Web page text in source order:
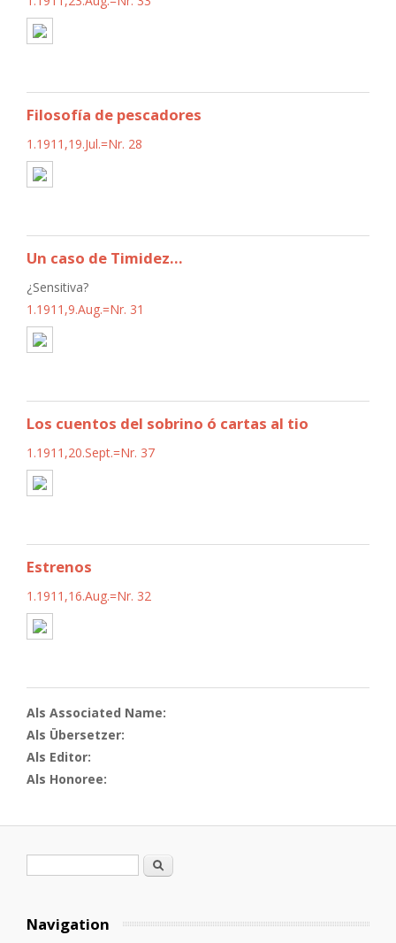
Filosofía de pescadores
1.1911,19.Jul.=Nr. 28
Un caso de Timidez...
¿Sensitiva?
1.1911,9.Aug.=Nr. 31
Los cuentos del sobrino ó cartas al tio
1.1911,20.Sept.=Nr. 37
Estrenos
1.1911,16.Aug.=Nr. 32
Als Associated Name:
Als Übersetzer:
Als Editor:
Als Honoree:
Suche
Navigation